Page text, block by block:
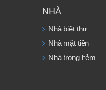
NHÀ
Nhà biệt thự
Nhà mặt tiền
Nhà trong hẻm